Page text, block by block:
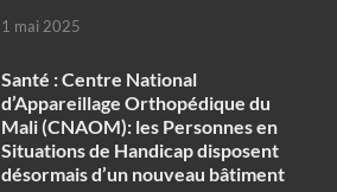
1 mai 2025
Santé : Centre National
d’Appareillage Orthopédique du
Mali (CNAOM): les Personnes en
Situations de Handicap disposent
désormais d’un nouveau bâtiment